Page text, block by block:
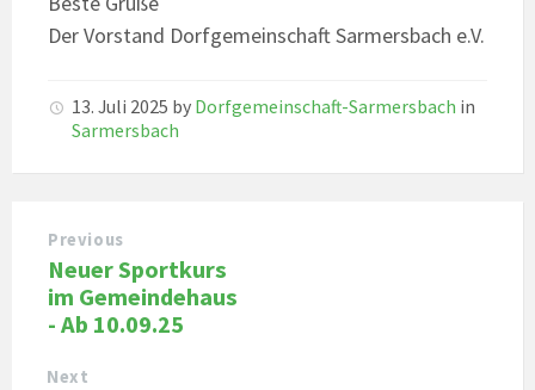
Der Vorstand Dorfgemeinschaft Sarmersbach e.V.
13. Juli 2025 by Dorfgemeinschaft-Sarmersbach in
Sarmersbach
Previous
Neuer Sportkurs
im Gemeindehaus
- Ab 10.09.25
Next